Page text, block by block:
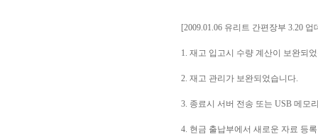
[2009.01.06 유리트 간편장부 3.20 업
1. 재고 입고시 수량 계산이 보완되
2. 재고 관리가 보완되었습니다.
3. 종료시 서버 전송 또는 USB 메모
4. 현금 출납부에서 새로운 자료 등